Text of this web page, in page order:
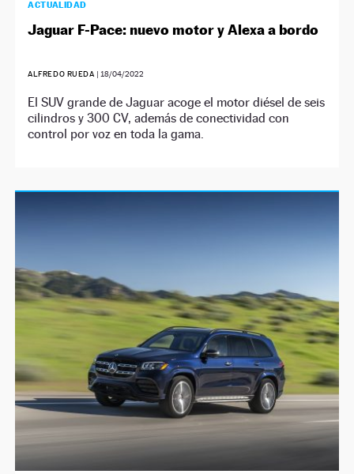
ACTUALIDAD
Jaguar F-Pace: nuevo motor y Alexa a bordo
ALFREDO RUEDA | 18/04/2022
El SUV grande de Jaguar acoge el motor diésel de seis
cilindros y 300 CV, además de conectividad con
control por voz en toda la gama.